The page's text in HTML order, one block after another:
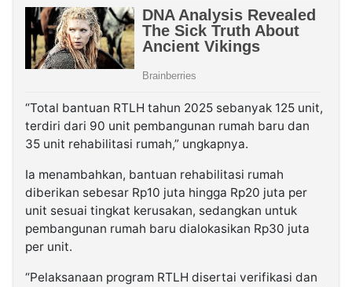
“Total bantuan RTLH tahun 2025 sebanyak 125 unit,
terdiri dari 90 unit pembangunan rumah baru dan
35 unit rehabilitasi rumah,” ungkapnya.
Ia menambahkan, bantuan rehabilitasi rumah
diberikan sebesar Rp10 juta hingga Rp20 juta per
unit sesuai tingkat kerusakan, sedangkan untuk
pembangunan rumah baru dialokasikan Rp30 juta
per unit.
“Pelaksanaan program RTLH disertai verifikasi dan